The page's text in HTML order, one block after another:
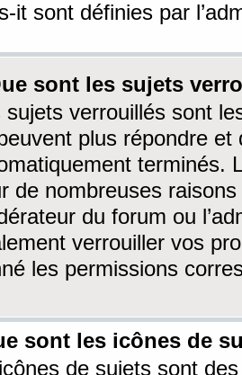
it sont définies par
sont les sujets
sujets verrouillés sont
plus répondre
terminés.
de nombreuses
du forum ou
verrouiller vos
les permissions
sont les icônes de
de sujets sont